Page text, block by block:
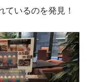
ているのを発見！